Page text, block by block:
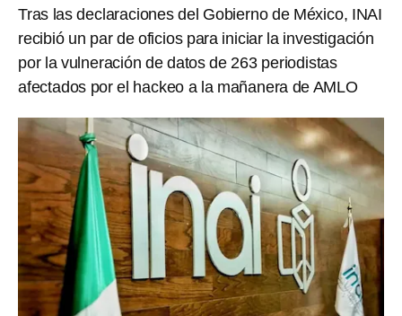
Tras las declaraciones del Gobierno de México, INAI
recibió un par de oficios para iniciar la investigación
por la vulneración de datos de 263 periodistas
afectados por el hackeo a la mañanera de AMLO